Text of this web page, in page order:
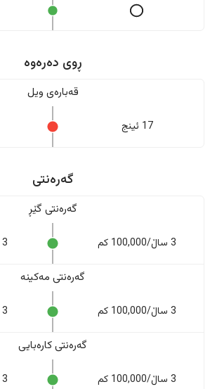
ڕوی دەرەوە
قەبارەی ویل
17 ئینج
گەرەنتی
گەرەنتی گێڕ
3 ساڵ/100,000 کم 3 ساڵ/100,000 کم
گەرەنتی مەکینە
3 ساڵ/100,000 کم 3 ساڵ/100,000 کم
گەرەنتی کارەبایی
3 ساڵ/100,000 کم 3 ساڵ/100,000 کم